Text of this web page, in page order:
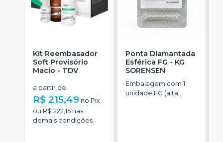
Kit Reembasador
Soft Provisório
Macio - TDV
a partir de:
R$ 215,49 no Pix
ou R$ 222,15 nas
demais condições
Ponta Diamantada
Esférica FG - KG
SORENSEN
Embalagem com 1
unidade FG (alta